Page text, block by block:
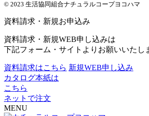
© 2023 生活協同組合ナチュラルコープヨコハマ
資料請求・新規お申込み
資料請求・新規WEB申し込みは
下記フォーム・サイトよりお願いいたし
資料請求はこちら 新規WEB申し込み
カタログ本紙は
こちら
ネットで注文
MENU